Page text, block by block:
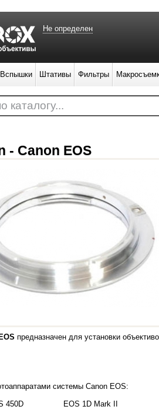
- Canon EOS
предназначен для установки
системы Canon EOS:
450D
EOS 1D Mark II
Не определен
Вспышки Штативы Фильтры
каталогу...